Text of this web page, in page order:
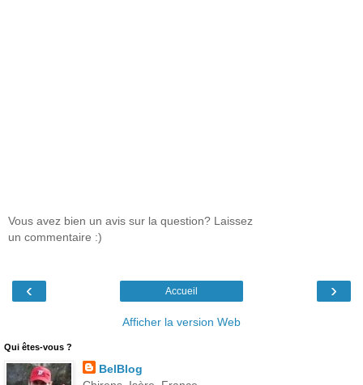
Vous avez bien un avis sur la question? Laissez
un commentaire :)
‹ ›
Accueil
Afficher la version Web
Qui êtes-vous ?
BelBlog